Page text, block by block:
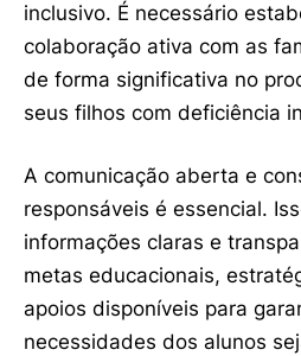
inclusivo. É necessário
colaboração ativa com as
de forma significativa no
seus filhos com deficiência
A comunicação aberta e
responsáveis é essencial.
informações claras e
metas educacionais,
apoios disponíveis para
necessidades dos alunos